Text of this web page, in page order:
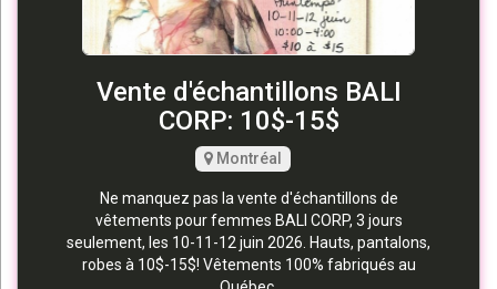
Vente d'échantillons BALI
CORP: 10$-15$
Montréal
Ne manquez pas la vente d'échantillons de
vêtements pour femmes BALI CORP, 3 jours
seulement, les 10-11-12 juin 2026. Hauts, pantalons,
robes à 10$-15$! Vêtements 100% fabriqués au